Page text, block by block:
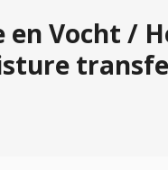
en Vocht /